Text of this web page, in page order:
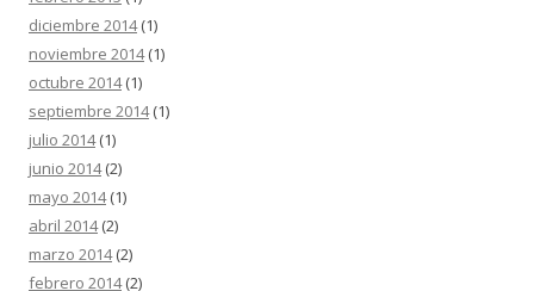
diciembre 2014(1)
noviembre 2014(1)
octubre 2014(1)
septiembre 2014(1)
julio 2014(1)
junio 2014(2)
mayo 2014(1)
abril 2014(2)
marzo 2014(2)
febrero 2014(2)